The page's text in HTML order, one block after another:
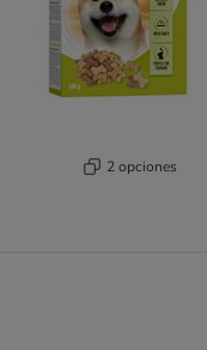
2 opciones